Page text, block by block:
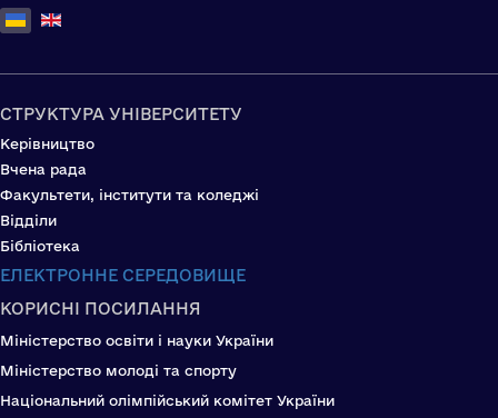
Оберіть свою мову
СТРУКТУРА УНІВЕРСИТЕТУ
Керівництво
Вчена рада
Факультети, інститути та коледжі
Відділи
Бібліотека
ЕЛЕКТРОННЕ СЕРЕДОВИЩЕ
КОРИСНІ ПОСИЛАННЯ
Міністерство освіти і науки України
Міністерство молоді та спорту
Національний олімпійський комітет України